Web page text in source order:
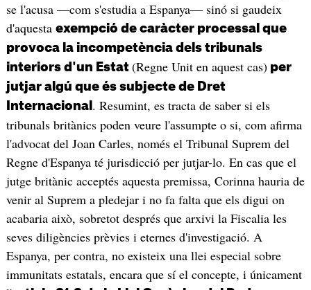
se l'acusa —com s'estudia a Espanya— sinó si gaudeix
d'aquesta exempció de caràcter processal que
provoca la incompetència dels tribunals
interiors d'un Estat (Regne Unit en aquest cas)per
jutjar algú que és subjecte de Dret
Internacional . Resumint, es tracta de saber si els
tribunals britànics poden veure l'assumpte o si, com afirma
l'advocat del Joan Carles, només el Tribunal Suprem del
Regne d'Espanya té jurisdicció per jutjar-lo. En cas que el
jutge britànic acceptés aquesta premissa, Corinna hauria de
venir al Suprem a pledejar i no fa falta que els digui on
acabaria això, sobretot després que arxivi la Fiscalia les
seves diligències prèvies i eternes d'investigació. A
Espanya, per contra, no existeix una llei especial sobre
immunitats estatals, encara que sí el concepte, i únicament